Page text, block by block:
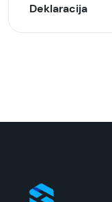
Deklaracija
Pametni sat
EAN: